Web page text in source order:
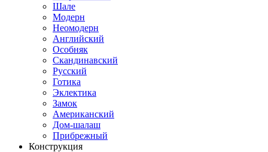
Шале
Модерн
Неомодерн
Английский
Особняк
Скандинавский
Русский
Готика
Эклектика
Замок
Американский
Дом-шалаш
Прибрежный
Конструкция